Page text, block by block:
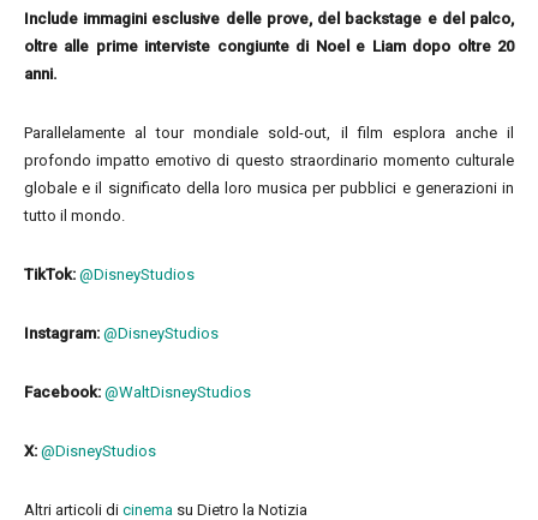
Include immagini esclusive delle prove, del backstage e del palco,
oltre alle prime interviste congiunte di Noel e Liam dopo oltre 20
anni.
Parallelamente al tour mondiale sold-out, il film esplora anche il
profondo impatto emotivo di questo straordinario momento culturale
globale e il significato della loro musica per pubblici e generazioni in
tutto il mondo.
TikTok: @DisneyStudios
Instagram: @DisneyStudios
Facebook: @WaltDisneyStudios
X: @DisneyStudios
Altri articoli di cinema su Dietro la Notizia